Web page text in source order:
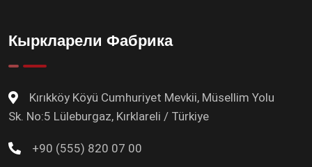
Кыркларели Фабрика
Kırıkköy Köyü Cumhuriyet Mevkii, Müsellim Yolu
Sk. No:5 Lüleburgaz, Kırklareli / Türkiye
+90 (555) 820 07 00